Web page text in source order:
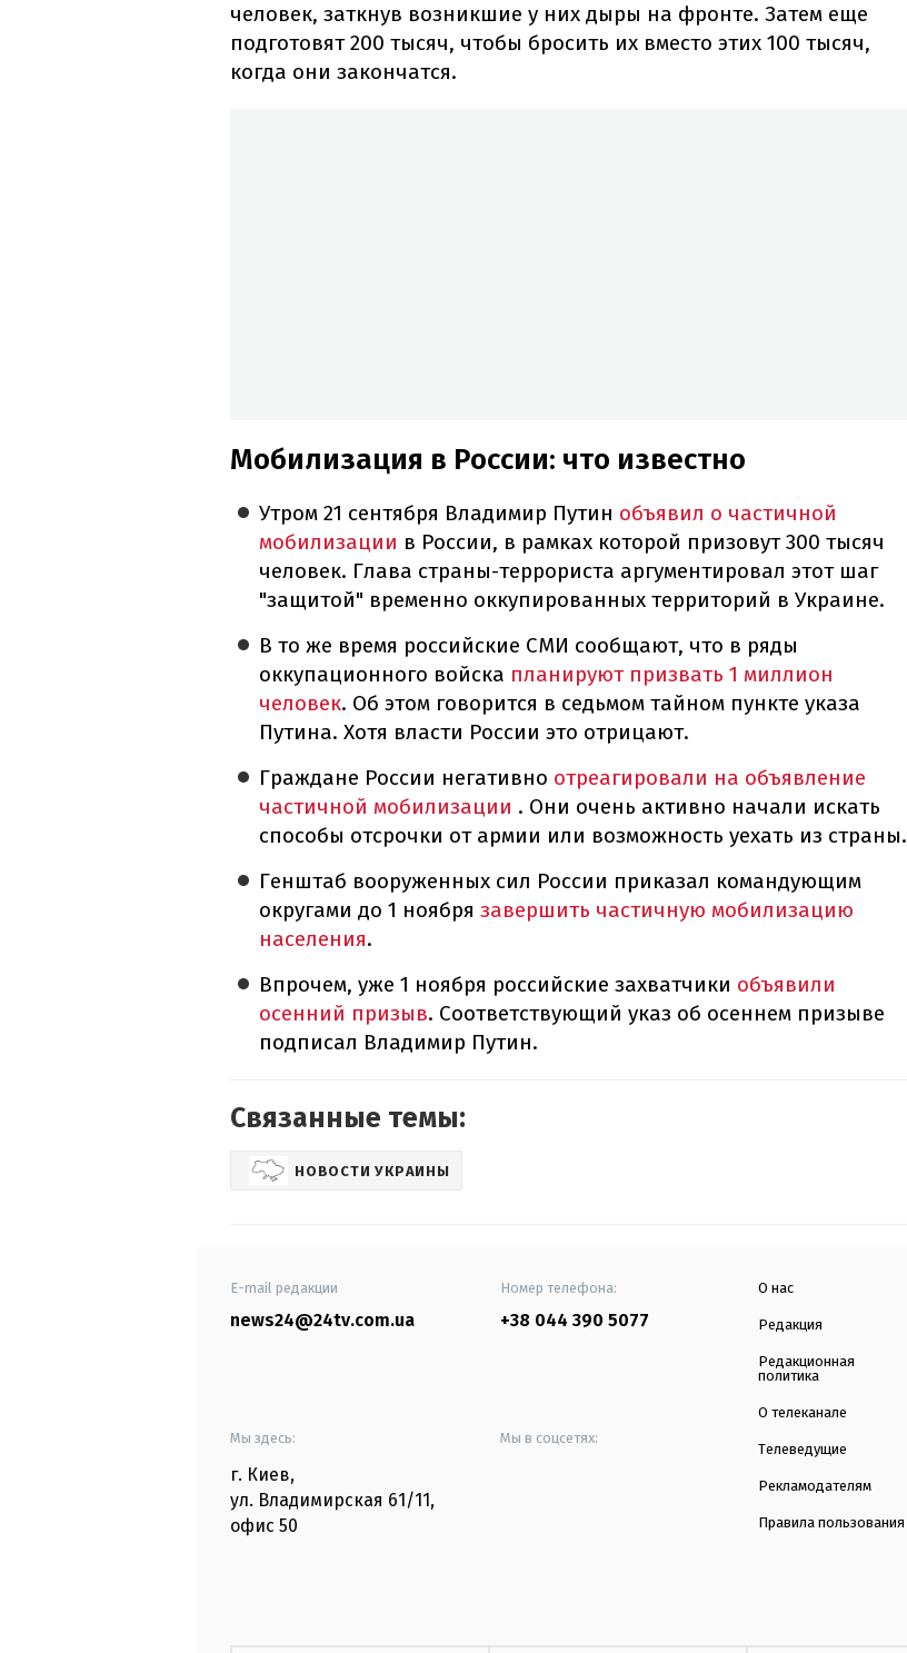
человек, заткнув возникшие у них дыры на фронте. Затем еще
подготовят 200 тысяч, чтобы бросить их вместо этих 100 тысяч,
когда они закончатся.
Мобилизация в России: что известно
Утром 21 сентября Владимир Путин объявил о частичной
мобилизации в России, в рамках которой призовут 300 тысяч
человек. Глава страны-террориста аргументировал этот шаг
"защитой" временно оккупированных территорий в Украине.
В то же время российские СМИ сообщают, что в ряды
оккупационного войска планируют призвать 1 миллион
человек. Об этом говорится в седьмом тайном пункте указа
Путина. Хотя власти России это отрицают.
Граждане России негативно отреагировали на объявление
частичной мобилизации . Они очень активно начали искать
способы отсрочки от армии или возможность уехать из страны.
Генштаб вооруженных сил России приказал командующим
округами до 1 ноябрязавершить частичную мобилизацию
населения.
Впрочем, уже 1 ноября российские захватчики объявили
осенний призыв. Соответствующий указ об осеннем призыве
подписал Владимир Путин.
Связанные темы:
НОВОСТИ УКРАИНЫ
E-mail редакции
news24@24tv.com.ua
Номер телефона:
+38 044 390 5077
Мы здесь:
г. Киев,
ул. Владимирская 61/11,
офис 50
Мы в соцсетях:
О нас
Редакция
Редакционная
политика
О телеканале
Телеведущие
Рекламодателям
Правила пользования